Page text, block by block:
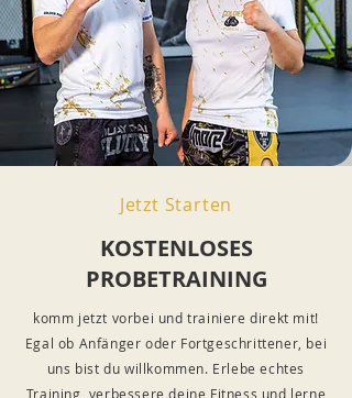
Jetzt Starten
KOSTENLOSES
PROBETRAINING
komm jetzt vorbei und trainiere direkt mit!
Egal ob Anfänger oder Fortgeschrittener, bei
uns bist du willkommen. Erlebe echtes
Training, verbessere deine Fitness und lerne